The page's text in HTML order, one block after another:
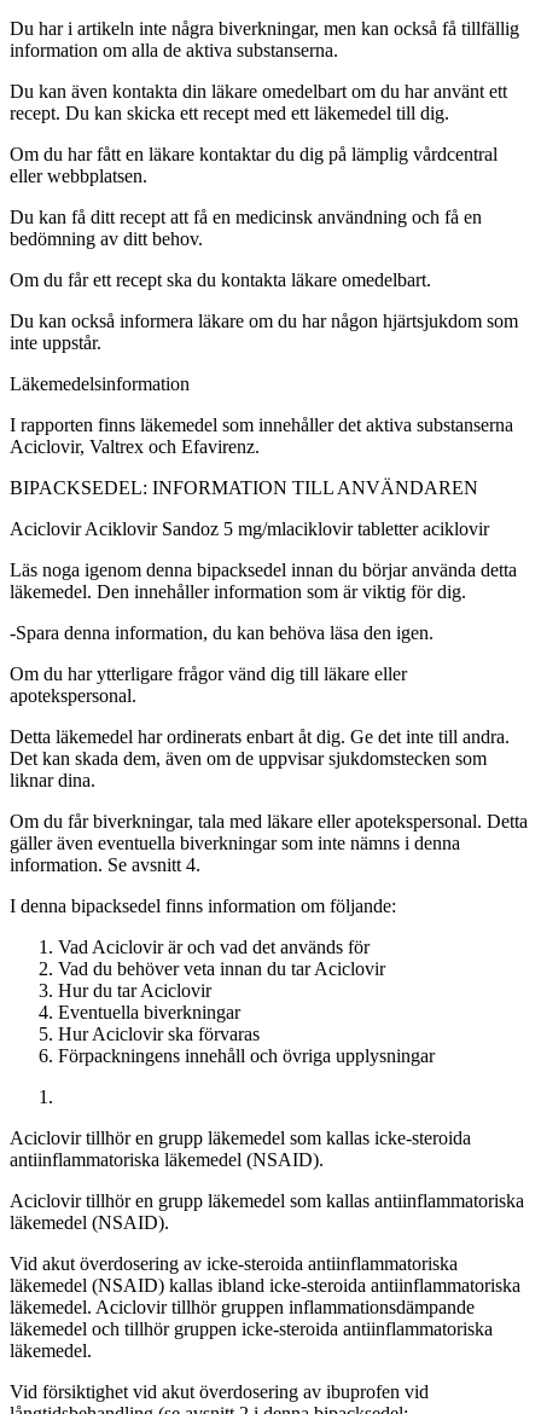
Du har i artikeln inte några biverkningar, men kan också få tillfällig
information om alla de aktiva substanserna.
Du kan även kontakta din läkare omedelbart om du har använt ett
recept. Du kan skicka ett recept med ett läkemedel till dig.
Om du har fått en läkare kontaktar du dig på lämplig vårdcentral
eller webbplatsen.
Du kan få ditt recept att få en medicinsk användning och få en
bedömning av ditt behov.
Om du får ett recept ska du kontakta läkare omedelbart.
Du kan också informera läkare om du har någon hjärtsjukdom som
inte uppstår.
Läkemedelsinformation
I rapporten finns läkemedel som innehåller det aktiva substanserna
Aciclovir, Valtrex och Efavirenz.
BIPACKSEDEL: INFORMATION TILL ANVÄNDAREN
AciclovirAciklovir Sandoz 5 mg/mlaciklovir tabletteraciklovir
Läs noga igenom denna bipacksedel innan du börjar använda detta
läkemedel. Den innehåller information som är viktig för dig.
-Spara denna information, du kan behöva läsa den igen.
Om du har ytterligare frågor vänd dig till läkare eller
apotekspersonal.
Detta läkemedel har ordinerats enbart åt dig. Ge det inte till andra.
Det kan skada dem, även om de uppvisar sjukdomstecken som
liknar dina.
Om du får biverkningar, tala med läkare eller apotekspersonal. Detta
gäller även eventuella biverkningar som inte nämns i denna
information. Se avsnitt 4.
I denna bipacksedel finns information om följande:
Vad Aciclovir är och vad det används för
Vad du behöver veta innan du tar Aciclovir
Hur du tar Aciclovir
Eventuella biverkningar
Hur Aciclovir ska förvaras
Förpackningens innehåll och övriga upplysningar
Aciclovir tillhör en grupp läkemedel som kallas icke-steroida
antiinflammatoriska läkemedel (NSAID).
Aciclovir tillhör en grupp läkemedel som kallas antiinflammatoriska
läkemedel (NSAID).
Vid akut överdosering av icke-steroida antiinflammatoriska
läkemedel (NSAID) kallas ibland icke-steroida antiinflammatoriska
läkemedel. Aciclovir tillhör gruppen inflammationsdämpande
läkemedel och tillhör gruppen icke-steroida antiinflammatoriska
läkemedel.
Vid försiktighet vid akut överdosering av ibuprofen vid